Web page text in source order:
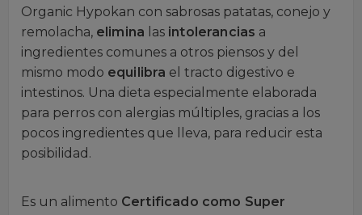
Organic Hypokan con sabrosas patatas, conejo y
remolacha, elimina las intolerancias a
ingredientes comunes a otros piensos y del
mismo modo equilibra el tracto digestivo e
intestinos. Una dieta especialmente elaborada
para perros con alergias múltiples, gracias a los
pocos ingredientes que lleva, para reducir esta
posibilidad.
Es un alimento Certificado como Super